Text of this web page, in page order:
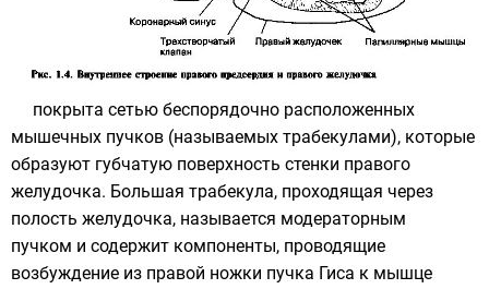
покрыта сетью беспорядочно расположенных
мышечных пучков (называемых трабекулами), которые
образуют губчатую поверхность стенки правого
желудочка. Большая трабекула, проходящая через
полость желудочка, называется модераторным
пучком и содержит компоненты, проводящие
возбуждение из правой ножки пучка Гиса к мышце